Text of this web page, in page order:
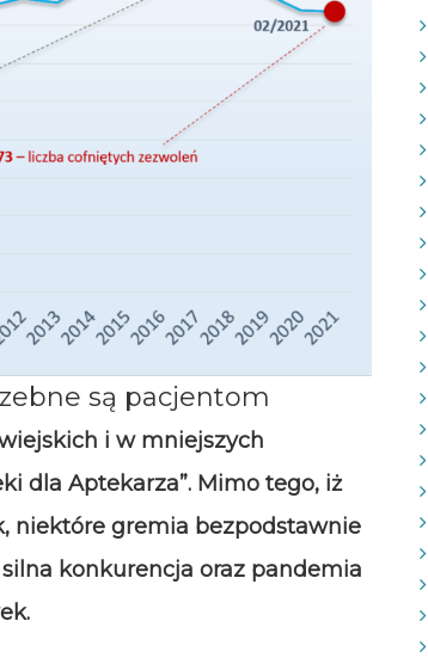
są pacjentom
i w mniejszych
dla Aptekarza”. Mimo tego, iż
niektóre gremia bezpodstawnie
konkurencja oraz pandemia